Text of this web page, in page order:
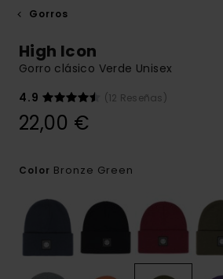
Gorros
High Icon
Gorro clásico Verde Unisex
4.9
(12 Reseñas)
22,00 €
Color Bronze Green